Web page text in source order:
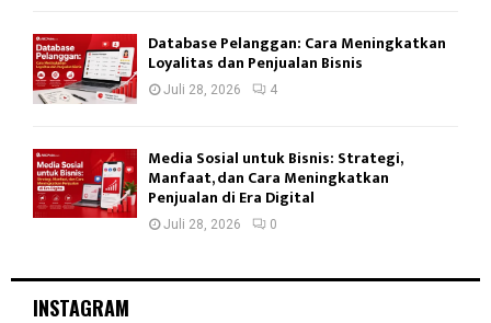
Database Pelanggan: Cara Meningkatkan
Loyalitas dan Penjualan Bisnis
Juli 28, 2026 4
Media Sosial untuk Bisnis: Strategi,
Manfaat, dan Cara Meningkatkan
Penjualan di Era Digital
Juli 28, 2026 0
INSTAGRAM